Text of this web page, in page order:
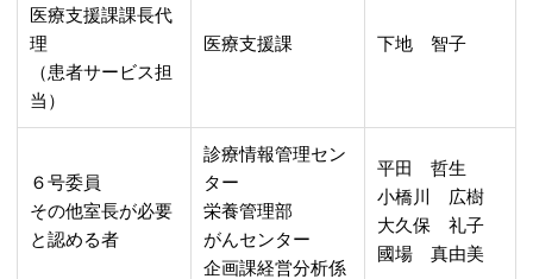
医療支援課課長代
理
（患者サービス担
当）
医療支援課 下地 智子
６号委員
その他室長が必要
と認める者
診療情報管理セン
ター
栄養管理部
がんセンター
企画課経営分析係
平田 哲生
小橋川 広樹
大久保 礼子
國場 真由美